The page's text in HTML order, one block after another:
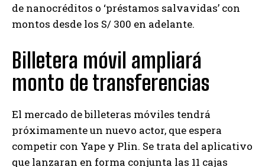
de nanocréditos o ‘préstamos salvavidas’ con
montos desde los S/ 300 en adelante.
Billetera móvil ampliará
monto de transferencias
El mercado de billeteras móviles tendrá
próximamente un nuevo actor, que espera
competir con Yape y Plin. Se trata del aplicativo
que lanzaran en forma conjunta las 11 cajas